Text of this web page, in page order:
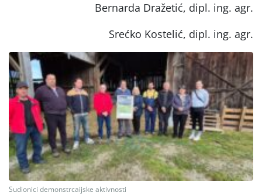
Bernarda Dražetić, dipl. ing. agr.
Srećko Kostelić, dipl. ing. agr.
Sudionici demonstrcaijske aktivnosti